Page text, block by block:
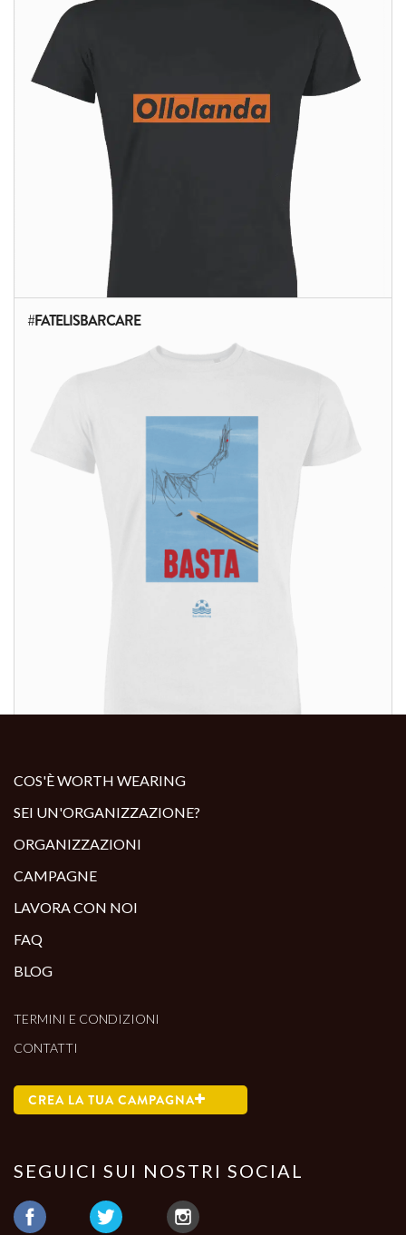
ALTRI PRODOTTI:
#FATELISBARCARE
COS'È WORTH WEARING
SEI UN'ORGANIZZAZIONE?
ORGANIZZAZIONI
CAMPAGNE
LAVORA CON NOI
FAQ
BLOG
TERMINI E CONDIZIONI
CONTATTI
CREA LA TUA CAMPAGNA
SEGUICI SUI NOSTRI SOCIAL